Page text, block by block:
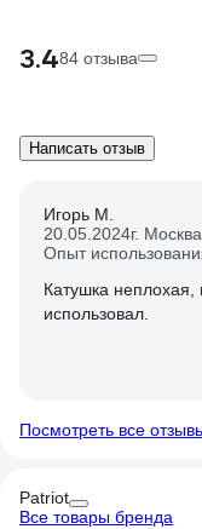
3.484 отзыва
Написать отзыв
Игорь М.
20.05.2024г. Москва
Опыт
Катушка неплохая,
использовал.
Посмотреть все
Patriot
Все товары бренда